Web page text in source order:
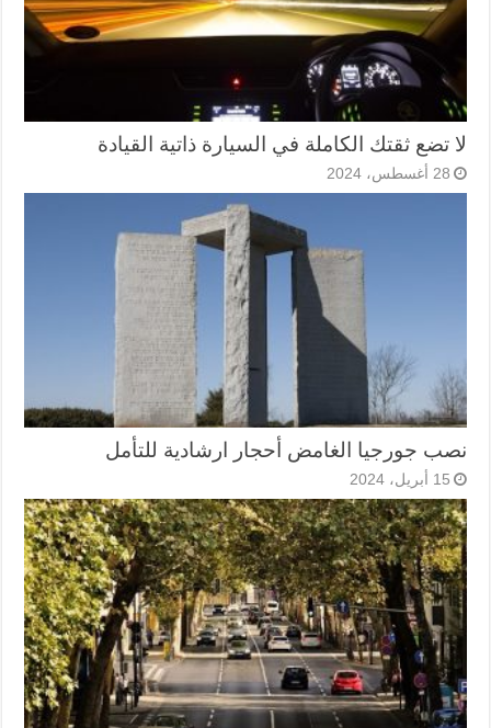
لا تضع ثقتك الكاملة في السيارة ذاتية القيادة
28 أغسطس، 2024
نصب جورجيا الغامض أحجار ارشادية للتأمل
15 أبريل، 2024